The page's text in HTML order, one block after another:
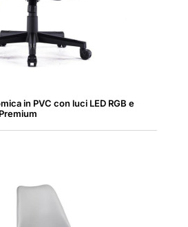
in PVC con luci LED RGB e